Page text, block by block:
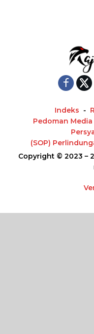
Indeks
Pedoman Media
(SOP)
Copyright © 2023 –